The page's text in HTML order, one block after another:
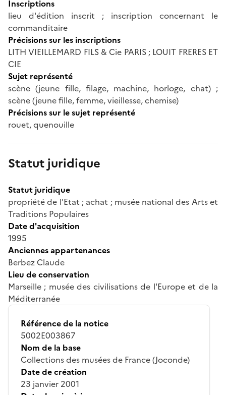
Inscriptions
lieu d'édition inscrit ; inscription concernant le
commanditaire
Précisions sur les inscriptions
LITH VIEILLEMARD FILS & Cie PARIS ; LOUIT FRERES ET
CIE
Sujet représenté
scène (jeune fille, filage, machine, horloge, chat) ;
scène (jeune fille, femme, vieillesse, chemise)
Précisions sur le sujet représenté
rouet, quenouille
Statut juridique
Statut juridique
propriété de l'Etat ; achat ; musée national des Arts et
Traditions Populaires
Date d'acquisition
1995
Anciennes appartenances
Berbez Claude
Lieu de conservation
Marseille ; musée des civilisations de l'Europe et de la
Méditerranée
Référence de la notice
5002E003867
Nom de la base
Collections des musées de France (Joconde)
Date de création
23 janvier 2001